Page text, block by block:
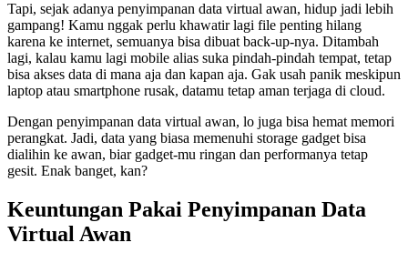
Tapi, sejak adanya penyimpanan data virtual awan, hidup jadi lebih
gampang! Kamu nggak perlu khawatir lagi file penting hilang
karena ke internet, semuanya bisa dibuat back-up-nya. Ditambah
lagi, kalau kamu lagi mobile alias suka pindah-pindah tempat, tetap
bisa akses data di mana aja dan kapan aja. Gak usah panik meskipun
laptop atau smartphone rusak, datamu tetap aman terjaga di cloud.
Dengan penyimpanan data virtual awan, lo juga bisa hemat memori
perangkat. Jadi, data yang biasa memenuhi storage gadget bisa
dialihin ke awan, biar gadget-mu ringan dan performanya tetap
gesit. Enak banget, kan?
Keuntungan Pakai Penyimpanan Data
Virtual Awan